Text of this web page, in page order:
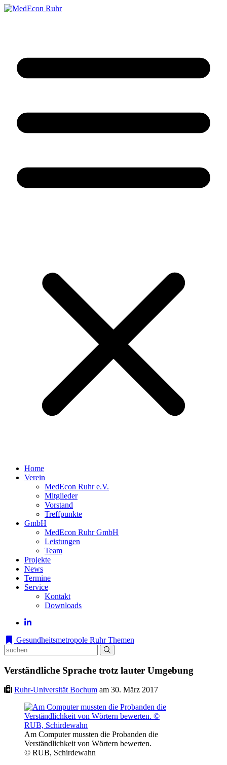
Home
Verein
MedEcon Ruhr e.V.
Mitglieder
Vorstand
Treffpunkte
GmbH
MedEcon Ruhr GmbH
Leistungen
Team
Projekte
News
Termine
Service
Kontakt
Downloads
Gesundheitsmetropole Ruhr Themen
Verständliche Sprache trotz lauter Umgebung
Ruhr-Universität Bochum am 30. März 2017
Am Computer mussten die Probanden die
Verständlichkeit von Wörtern bewerten.
© RUB, Schirdewahn